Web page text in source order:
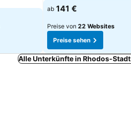
ab 141 €
Preise von 22 Websites
Preise sehen
Alle Unterkünfte in Rhodos-